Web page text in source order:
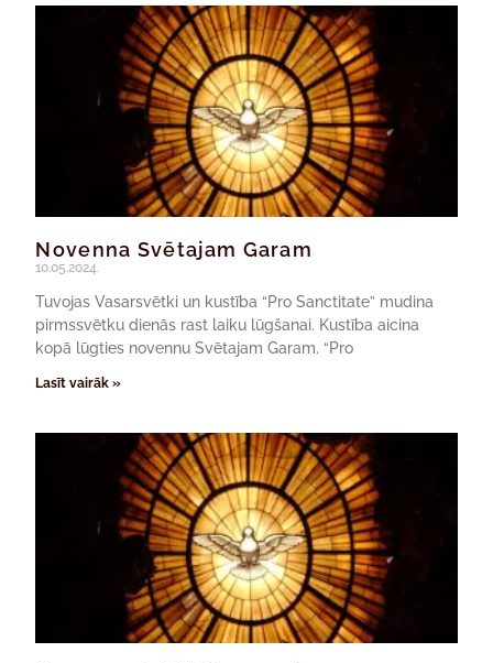
Novenna Svētajam Garam
10.05.2024.
Tuvojas Vasarsvētki un kustība “Pro Sanctitate” mudina
pirmssvētku dienās rast laiku lūgšanai. Kustība aicina
kopā lūgties novennu Svētajam Garam. “Pro
Lasīt vairāk »